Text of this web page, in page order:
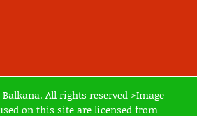
Balkana. All rights reserved >Image
on this site are licensed from